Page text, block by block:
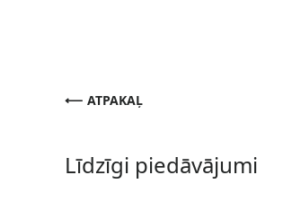
ATPAKAĻ
Līdzīgi piedāvājumi